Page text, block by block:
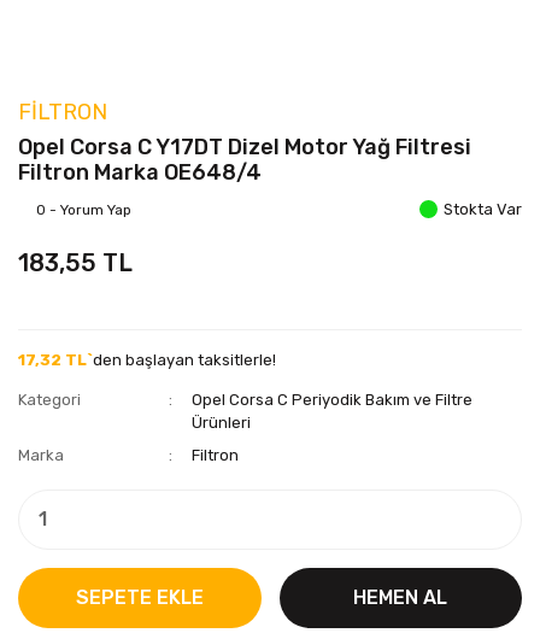
FILTRON
Opel Corsa C Y17DT Dizel Motor Yağ Filtresi
Filtron Marka OE648/4
0 - Yorum Yap Stokta Var
183,55 TL
17,32 TL`den başlayan taksitlerle!
Kategori
Opel Corsa C Periyodik Bakım ve Filtre
Ürünleri
Marka
Filtron
SEPETE EKLE HEMEN AL